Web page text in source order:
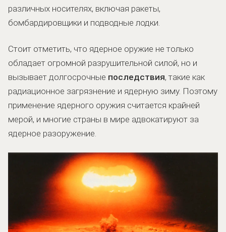
различных носителях, включая ракеты,
бомбардировщики и подводные лодки.
Стоит отметить, что ядерное оружие не только
обладает огромной разрушительной силой, но и
вызывает долгосрочные последствия, такие как
радиационное загрязнение и ядерную зиму. Поэтому
применение ядерного оружия считается крайней
мерой, и многие страны в мире адвокатируют за
ядерное разоружение.